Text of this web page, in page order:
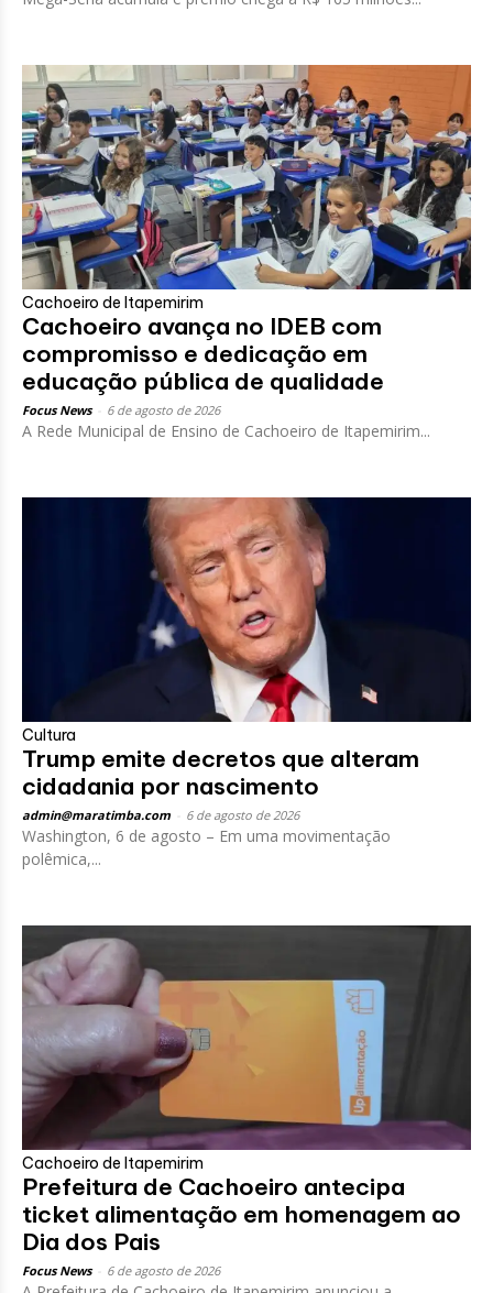
Cachoeiro de Itapemirim
Cachoeiro avança no IDEB com
compromisso e dedicação em
educação pública de qualidade
Focus News 6 de agosto de 2026
A Rede Municipal de Ensino de Cachoeiro de Itapemirim...
Cultura
Trump emite decretos que alteram
cidadania por nascimento
admin@maratimba.com 6 de agosto de 2026
Washington, 6 de agosto – Em uma movimentação
polêmica,...
Cachoeiro de Itapemirim
Prefeitura de Cachoeiro antecipa
ticket alimentação em homenagem ao
Dia dos Pais
Focus News 6 de agosto de 2026